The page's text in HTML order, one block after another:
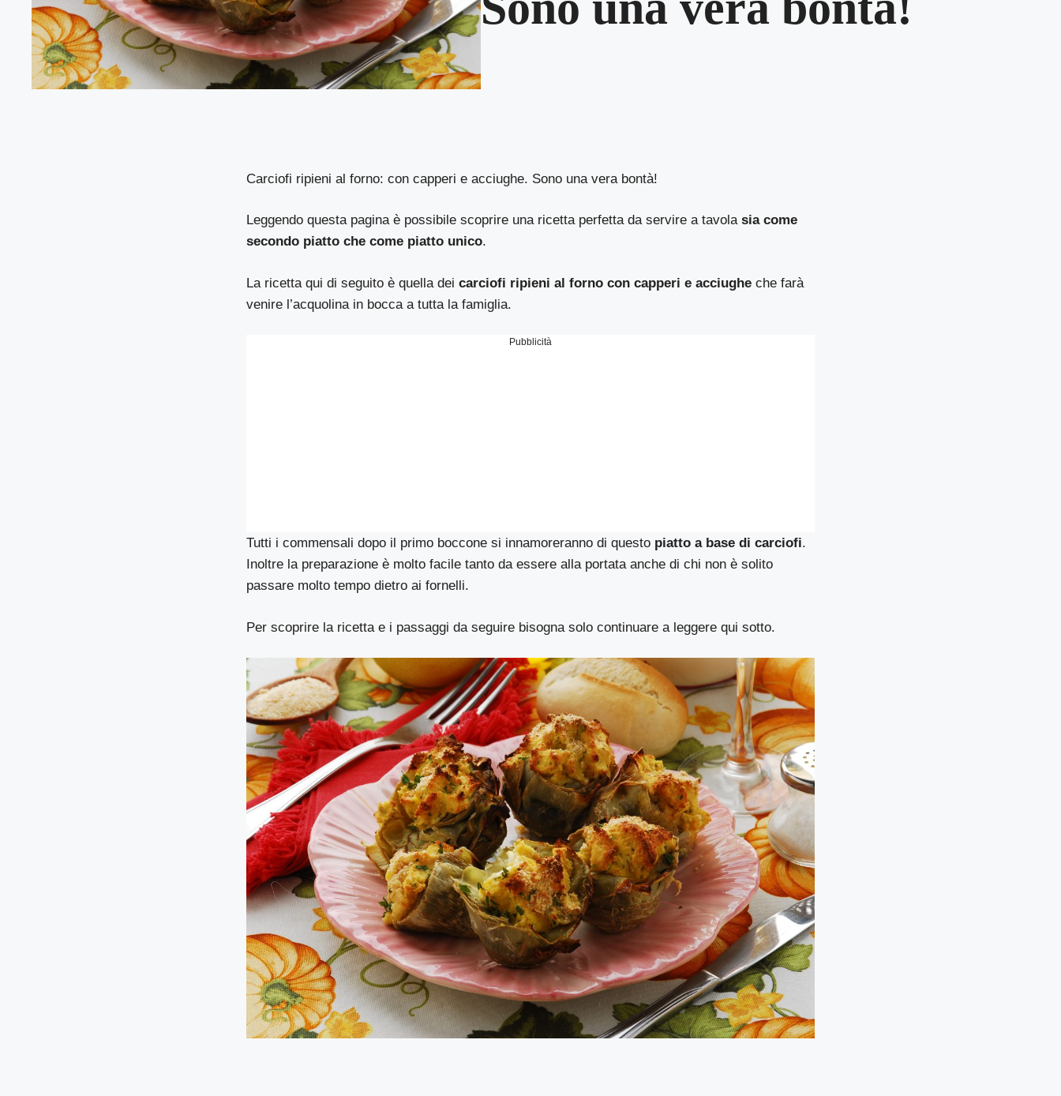
Carciofi ripieni al forno: con capperi e acciughe. Sono una vera bontà!
Leggendo questa pagina è possibile scoprire una ricetta perfetta da servire a tavolasia come
secondo piatto che come piatto unico.
La ricetta qui di seguito è quella deicarciofi ripieni al forno con capperi e acciughe che farà
venire l’acquolina in bocca a tutta la famiglia.
Pubblicità
Tutti i commensali dopo il primo boccone si innamoreranno di questo piatto a base di carciofi.
Inoltre la preparazione è molto facile tanto da essere alla portata anche di chi non è solito
passare molto tempo dietro ai fornelli.
Per scoprire la ricetta e i passaggi da seguire bisogna solo continuare a leggere qui sotto.